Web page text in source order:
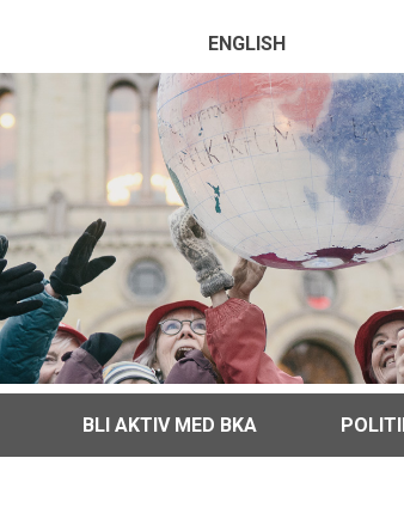
ENGLISH
BLI AKTIV MED BKA